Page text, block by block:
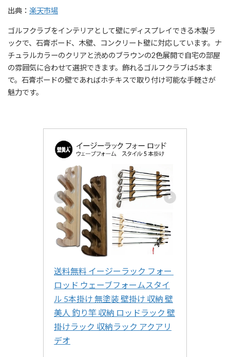
出典： 楽天市場
ゴルフクラブをインテリアとして壁にディスプレイできる木製ラ
ックで、石膏ボード、木壁、コンクリート壁に対応しています。ナ
チュラルカラーのクリアと渋めのブラウンの2色展開で自宅の部屋
の雰囲気に合わせて選択できます。飾れるゴルフクラブは5本ま
で。石膏ボードの壁であればホチキスで取り付け可能な手軽さが
魅力です。
送料無料 イージーラック フォー
ロッド ウェーブフォームスタイ
ル 5本掛け 無塗装 壁掛け 収納 壁
美人 釣り竿 収納 ロッドラック 壁
掛けラック 収納ラック アクアリ
デオ